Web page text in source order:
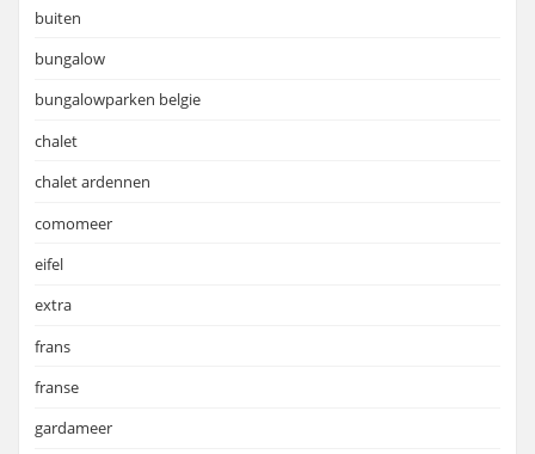
buiten
bungalow
bungalowparken belgie
chalet
chalet ardennen
comomeer
eifel
extra
frans
franse
gardameer